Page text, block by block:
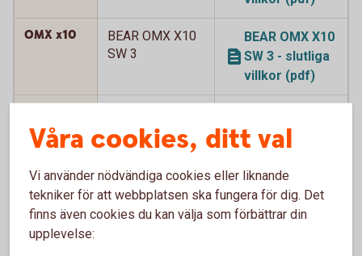
OMX x10
BEAR OMX X10
SW 3
BEAR OMX X10
SW 3 - slutliga
villkor (pdf)
SW 4
SW 4 - slutliga
villkor (pdf)
OMX x12
BEAR OMX X12
SW
BEAR OMX X12
SW - slutliga
Våra cookies, ditt val
Vi använder nödvändiga cookies eller liknande
tekniker för att webbplatsen ska fungera för dig. Det
finns även cookies du kan välja som förbättrar din
upplevelse: